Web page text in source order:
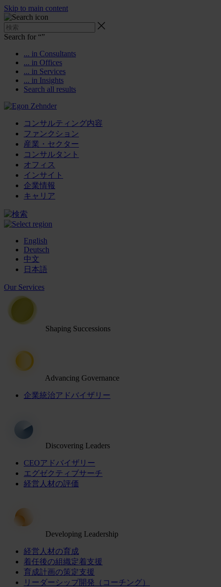
Skip to main content
Search for “”
... in Consultants
... in Offices
... in Services
... in Insights
Search all results
コンサルティング内容
ファンクション
産業・セクター
コンサルタント
オフィス
インサイト
企業情報
キャリア
English
Deutsch
中文
日本語
Our Services
Shaping Successions
Advancing Governance
企業統治アドバイザリー
Discovering Leaders
CEOアドバイザリー
エグゼクティブサーチ
経営人材の評価
Developing Leadership
経営人材の育成
着任後の組織定着支援
育成計画の策定支援
リーダーシップ開発（コーチング）